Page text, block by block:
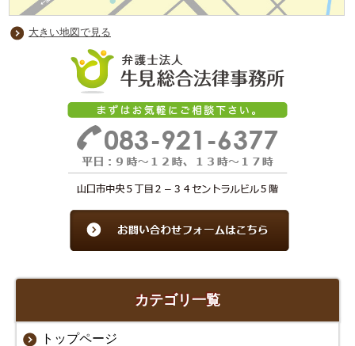
大きい地図で見る
カテゴリ一覧
トップページ